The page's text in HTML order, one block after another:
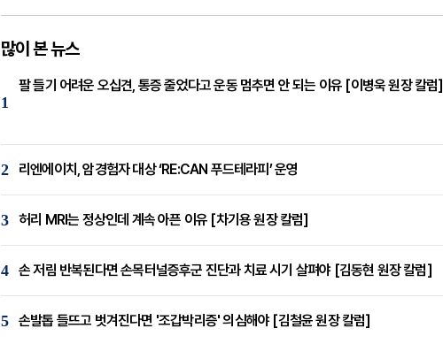
많이 본 뉴스
1
팔 들기 어려운 오십견, 통증 줄었다고 운동 멈추면 안 되는 이유 [이병욱 원장 칼럼]
2 리엔에이치, 암경험자 대상 ‘RE:CAN 푸드테라피’ 운영
3 허리 MRI는 정상인데 계속 아픈 이유 [차기용 원장 칼럼]
4 손 저림 반복된다면 손목터널증후군 진단과 치료 시기 살펴야 [김동현 원장 칼럼]
5 손발톱 들뜨고 벗겨진다면 '조갑박리증' 의심해야 [김철윤 원장 칼럼]